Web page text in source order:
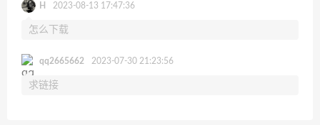
H 2023-08-13 17:47:36
怎么下载
qq2665662 2023-07-30 21:23:56
求链接